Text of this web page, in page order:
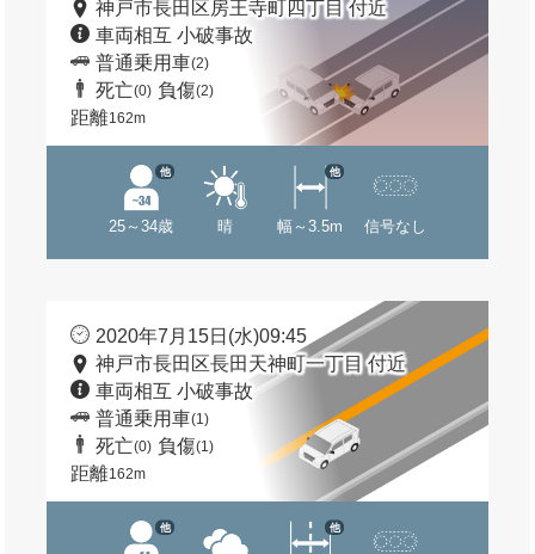
神戸市長田区房王寺町四丁目 付近
車両相互 小破事故
普通乗用車(2)
死亡(0) 負傷(2)
距離162m
25～34歳
他
晴 幅～3.5m
他
信号なし
2020年7月15日(水)09:45
神戸市長田区長田天神町一丁目 付近
車両相互 小破事故
普通乗用車(1)
死亡(0) 負傷(1)
距離162m
他 他